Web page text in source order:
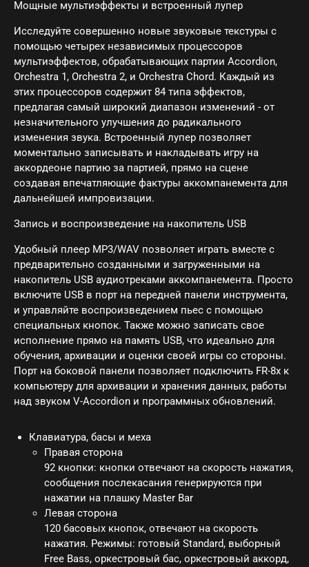
Мощные мультиэффекты и встроенный лупер
Исследуйте совершенно новые звуковые текстуры с
помощью четырех независимых процессоров
мультиэффектов, обрабатывающих партии Accordion,
Orchestra 1, Orchestra 2, и Orchestra Chord. Каждый из
этих процессоров содержит 84 типа эффектов,
предлагая самый широкий диапазон изменений - от
незначительного улучшения до радикального
изменения звука. Встроенный лупер позволяет
моментально записывать и накладывать игру на
аккордеоне партию за партией, прямо на сцене
создавая впечатляющие фактуры аккомпанемента для
дальнейшей импровизации.
Запись и воспроизведение на накопитель USB
Удобный плеер MP3/WAV позволяет играть вместе с
предварительно созданными и загруженными на
накопитель USB аудиотреками аккомпанемента. Просто
включите USB в порт на передней панели инструмента,
и управляйте воспроизведением пьес с помощью
специальных кнопок. Также можно записать свое
исполнение прямо на память USB, что идеально для
обучения, архивации и оценки своей игры со стороны.
Порт на боковой панели позволяет подключить FR-8x к
компьютеру для архивации и хранения данных, работы
над звуком V-Accordion и программных обновлений.
Клавиатура, басы и меха
Правая сторона
92 кнопки: кнопки отвечают на скорость нажатия,
сообщения послекасания генерируются при
нажатии на плашку Master Bar
Левая сторона
120 басовых кнопок, отвечают на скорость
нажатия. Режимы: готовый Standard, выборный
Free Bass, оркестровый бас, оркестровый аккорд,